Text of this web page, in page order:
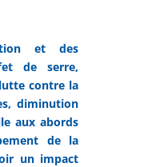
et des
de serre,
contre la
diminution
aux abords
de la
un impact